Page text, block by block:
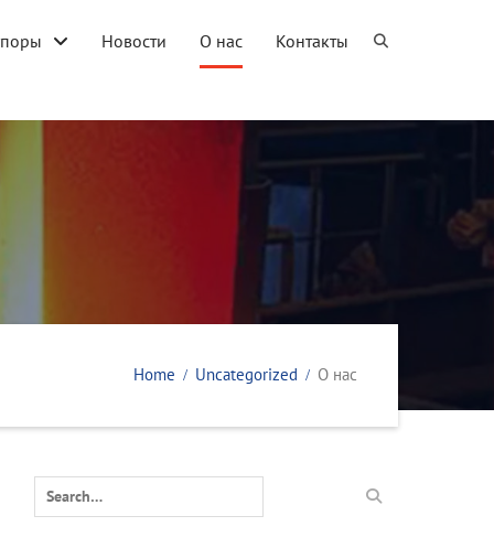
Новости О нас Контакты
Home Uncategorized О нас
Search
for: